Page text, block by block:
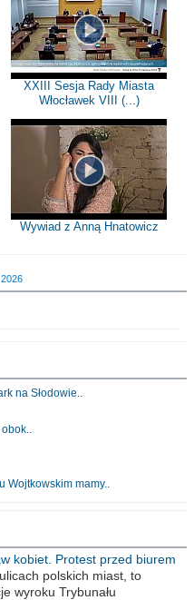
XXIII Sesja Rady Miasta
Włocławek VIII (...)
Wywiad z Anną Hnatowicz
na Słodowie..
Wojtkowskim mamy..
kobiet. Protest przed biurem
polskich miast, to
wyroku Trybunału